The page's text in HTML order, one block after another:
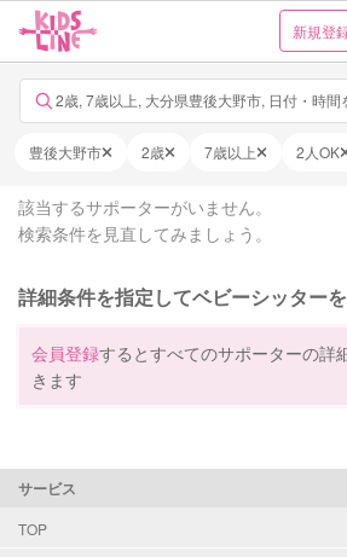
新規登
2歳, 7歳以上, 大分県豊後大野市, 日付・時間
豊後大野市 2歳 7歳以上 2人OK
該当するサポーターがいません。
検索条件を見直してみましょう。
詳細条件を指定してベビーシッター
会員登録するとすべてのサポーターの詳
きます
サービス
TOP